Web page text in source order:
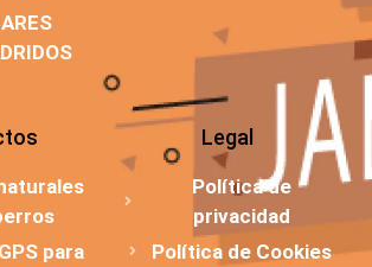
para
Legal
Política de
privacidad
Política de Cookies